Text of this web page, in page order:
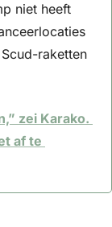
niet heeft
raketten
zei Karako.
af te